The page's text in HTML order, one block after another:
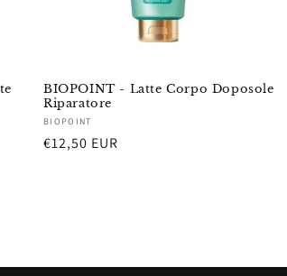
BIOPOINT - Latte Corpo Doposole
Riparatore
Fornitore:
BIOPOINT
Prezzo
€12,50 EUR